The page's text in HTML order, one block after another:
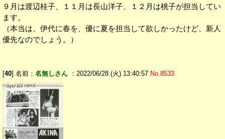
９月は渡辺桂子、１１月は長山洋子、１２月は桃子が担当してい
ます。
（本当は、伊代に春を、優に夏を担当して欲しかったけど、新人
優先なのでしょう。）
[40] 名前： 名無しさん ：2022/06/28 (火) 13:40:57 No.8533